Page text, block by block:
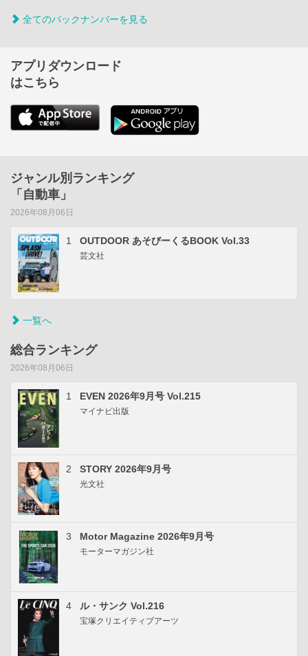
全てのバックナンバーを見る
アプリダウンロード
はこちら
ジャンル別ランキング
「自動車」
2026年08月06日
1 OUTDOOR あそびーくるBOOK Vol.33
芸文社
一覧へ
総合ランキング
2026年08月06日
1 EVEN 2026年9月号 Vol.215
マイナビ出版
2 STORY 2026年9月号
光文社
3 Motor Magazine 2026年9月号
モーターマガジン社
4 ル・サンク Vol.216
宝塚クリエイティブアーツ